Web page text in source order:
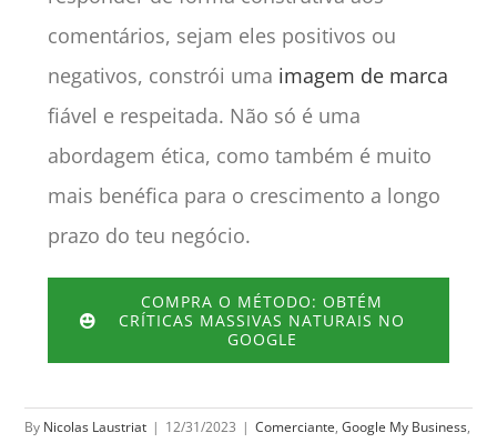
comentários, sejam eles positivos ou
negativos, constrói uma imagem de marca
fiável e respeitada. Não só é uma
abordagem ética, como também é muito
mais benéfica para o crescimento a longo
prazo do teu negócio.
COMPRA O MÉTODO: OBTÉM
CRÍTICAS MASSIVAS NATURAIS NO
GOOGLE
By Nicolas Laustriat | 12/31/2023 | Comerciante,Google My Business,